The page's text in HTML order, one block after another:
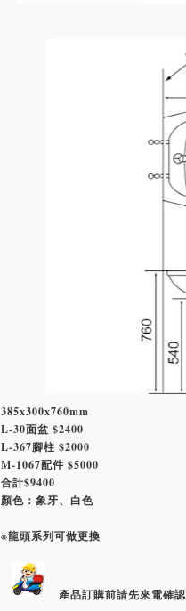
385x300x760mm
L-30面盆 $2400
L-367腳柱 $2000
M-1067配件 $5000
合計$9400
顏色：象牙、白色
※龍頭系列可做更換
產品訂購前請先來電確